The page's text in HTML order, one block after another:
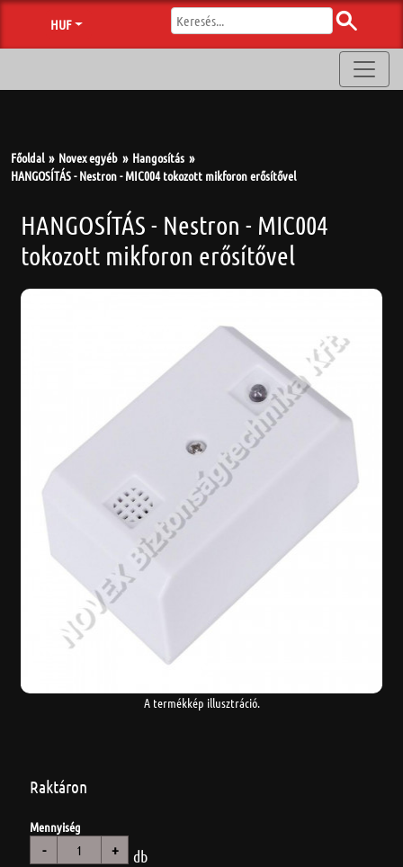
HUF
Főoldal Novex egyéb
Hangosítás
HANGOSÍTÁS - Nestron - MIC004 tokozott mikforon erősítővel
HANGOSÍTÁS - Nestron - MIC004
tokozott mikforon erősítővel
A termékkép illusztráció.
Raktáron
Mennyiség
- + db